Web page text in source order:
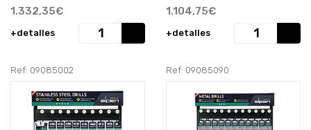
1.332,35€
+detalles
1.104,75€
+detalles
Ref: 09085002 Ref: 09085090